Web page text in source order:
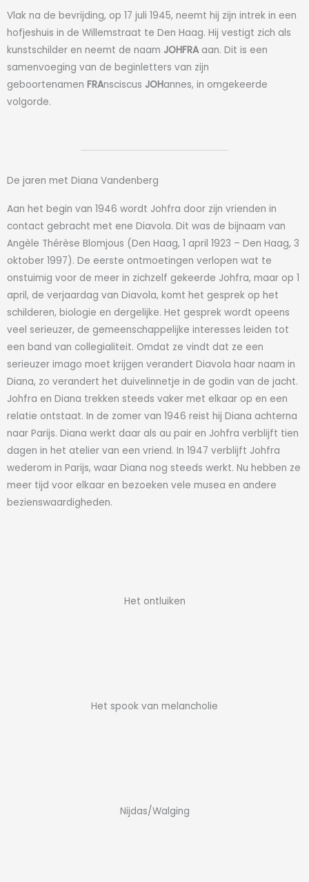
Vlak na de bevrijding, op 17 juli 1945, neemt hij zijn intrek in een
hofjeshuis in de Willemstraat te Den Haag. Hij vestigt zich als
kunstschilder en neemt de naam JOHFRAaan. Dit is een
samenvoeging van de beginletters van zijn
geboortenamen FRAnsciscus JOHannes, in omgekeerde
volgorde.
De jaren met Diana Vandenberg
Aan het begin van 1946 wordt Johfra door zijn vrienden in
contact gebracht met ene Diavola. Dit was de bijnaam van
Angèle Thérèse Blomjous (Den Haag, 1 april 1923 – Den Haag, 3
oktober 1997). De eerste ontmoetingen verlopen wat te
onstuimig voor de meer in zichzelf gekeerde Johfra, maar op 1
april, de verjaardag van Diavola, komt het gesprek op het
schilderen, biologie en dergelijke. Het gesprek wordt opeens
veel serieuzer, de gemeenschappelijke interesses leiden tot
een band van collegialiteit. Omdat ze vindt dat ze een
serieuzer imago moet krijgen verandert Diavola haar naam in
Diana, zo verandert het duivelinnetje in de godin van de jacht.
Johfra en Diana trekken steeds vaker met elkaar op en een
relatie ontstaat. In de zomer van 1946 reist hij Diana achterna
naar Parijs. Diana werkt daar als au pair en Johfra verblijft tien
dagen in het atelier van een vriend. In 1947 verblijft Johfra
wederom in Parijs, waar Diana nog steeds werkt. Nu hebben ze
meer tijd voor elkaar en bezoeken vele musea en andere
bezienswaardigheden.
Het ontluiken
Het spook van melancholie
Nijdas/Walging